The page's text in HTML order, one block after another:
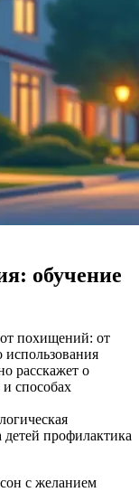
обучение
похищений: от
расскажет о
способах
детей профилактика
с желанием